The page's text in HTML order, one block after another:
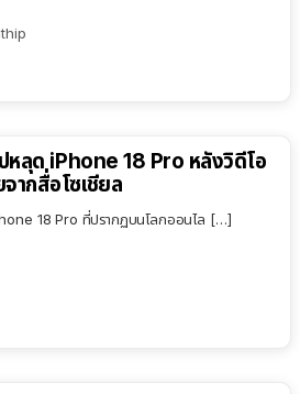
หลุด iPhone 18 Pro หลังวิดีโอ
ากสื่อโซเชียล
18 Pro ที่ปรากฏบนโลกออนไล […]